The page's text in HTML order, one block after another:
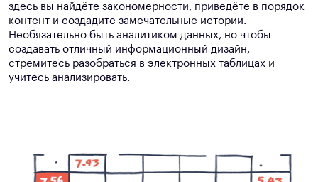
здесь вы найдёте закономерности, приведёте в порядок
контент и создадите замечательные истории.
Необязательно быть аналитиком данных, но чтобы
создавать отличный информационный дизайн,
стремитесь разобраться в электронных таблицах и
учитесь анализировать.